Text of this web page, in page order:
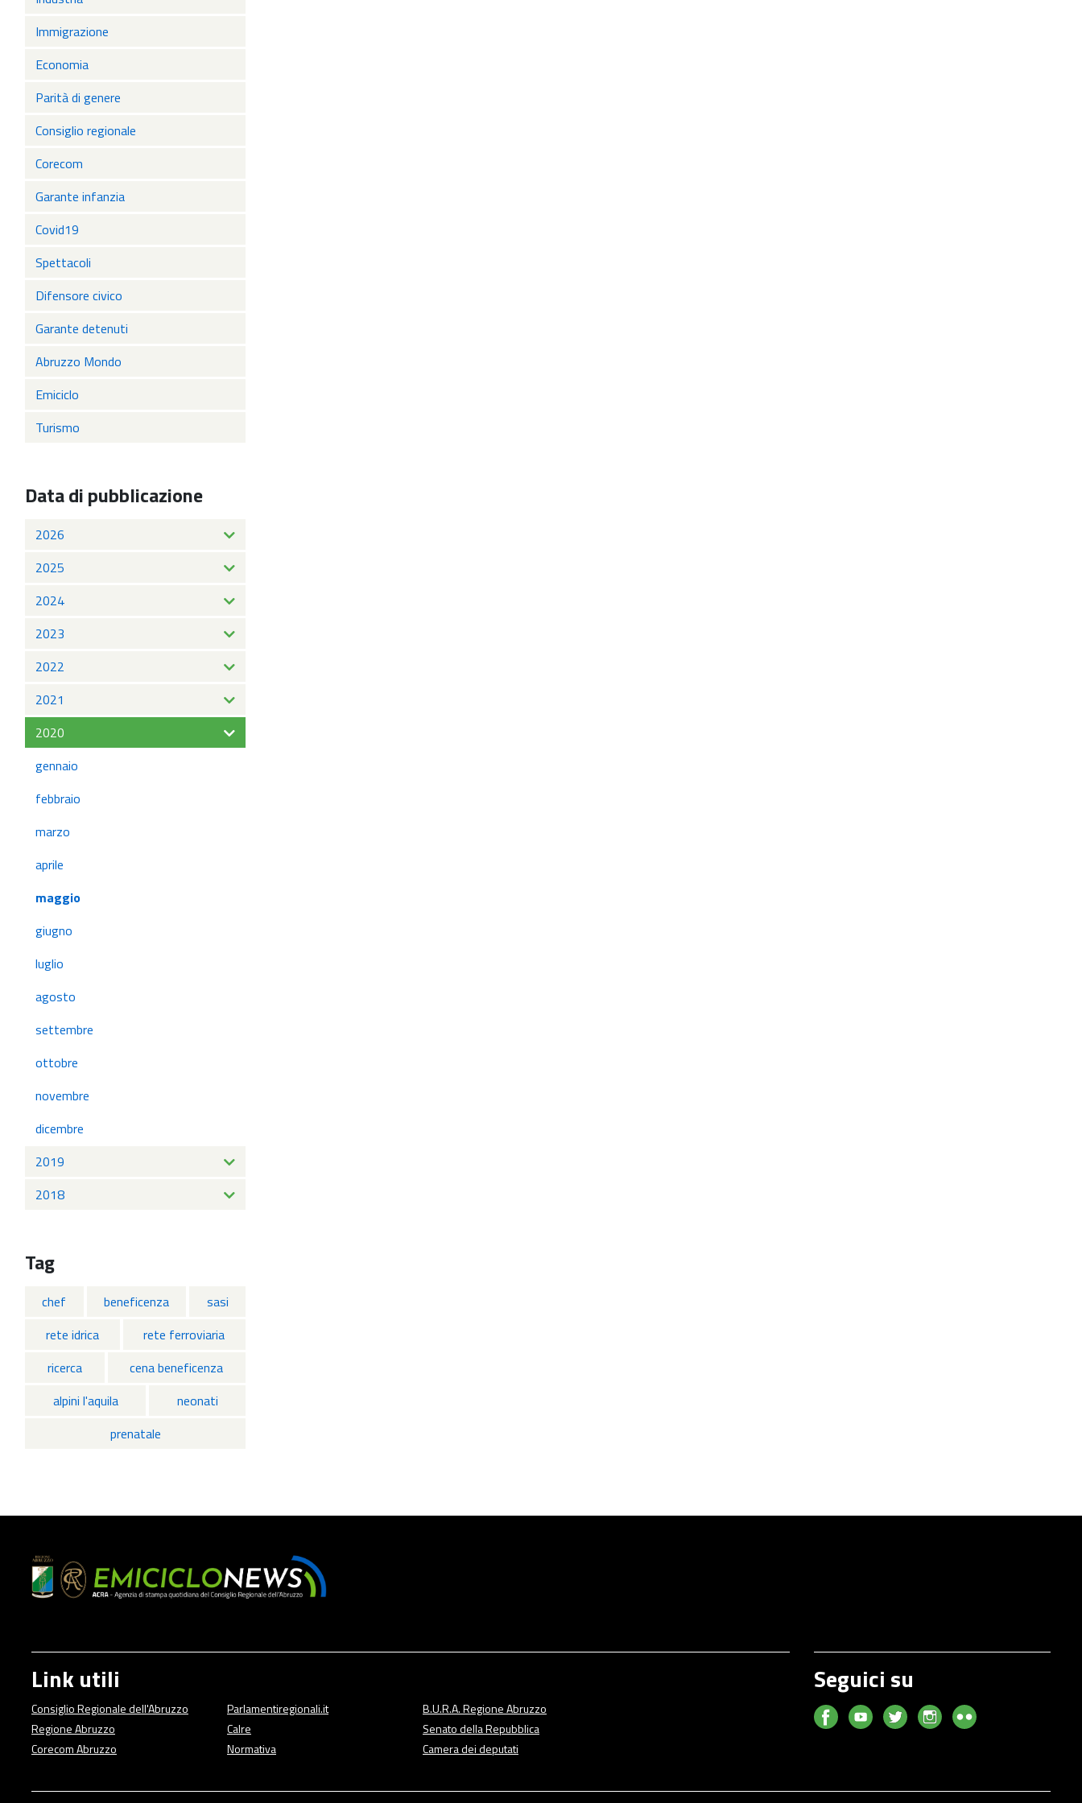
Immigrazione
Economia
Parità di genere
Consiglio regionale
Corecom
Garante infanzia
Covid19
Spettacoli
Difensore civico
Garante detenuti
Abruzzo Mondo
Emiciclo
Turismo
Data di pubblicazione
2026
2025
2024
2023
2022
2021
2020
gennaio
febbraio
marzo
aprile
maggio
giugno
luglio
agosto
settembre
ottobre
novembre
dicembre
2019
2018
Tag
chef beneficenza
sasi
rete idrica
rete ferroviaria
ricerca
cena beneficenza
alpini l'aquila
neonati
prenatale
Link utili
Consiglio Regionale dell'Abruzzo
Regione Abruzzo
Corecom Abruzzo
Parlamentiregionali.it
Calre
Normativa
B.U.R.A. Regione Abruzzo
Senato della Repubblica
Camera dei deputati
Seguici su